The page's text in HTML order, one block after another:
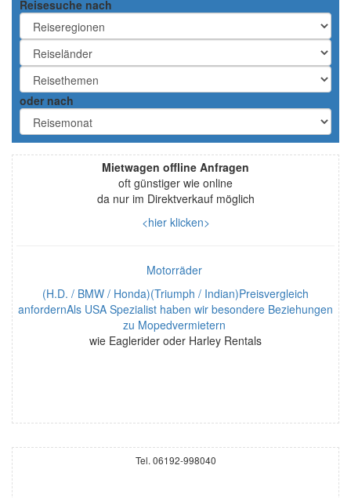
Reisesuche nach
oder nach
Mietwagen offline Anfragen
oft günstiger wie online
da nur im Direktverkauf möglich
<hier klicken>
Motorräder
(H.D. / BMW / Honda)(Triumph / Indian)Preisvergleich
anfordernAls USA Spezialist haben wir besondere Beziehungen
zu Mopedvermietern
wie Eaglerider oder Harley Rentals
Tel. 06192-998040